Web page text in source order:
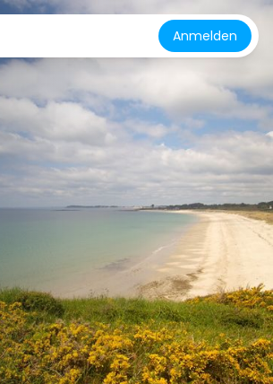
Anmelden